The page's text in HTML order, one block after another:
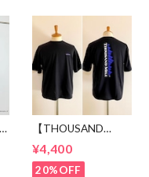
【THOUSAND
MILE】 Short Sleeve
Print T-shirt Vertical
Logo Black
¥4,400
20%OFF